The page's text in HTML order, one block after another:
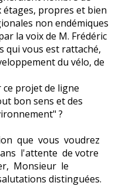
étages, propres et bien
non endémiques
la voix de M. Frédéric
qui vous est rattaché,
du vélo, de
projet de ligne
bon sens et des
?
que vous voudrez
l'attente de votre
Monsieur le
distinguées.